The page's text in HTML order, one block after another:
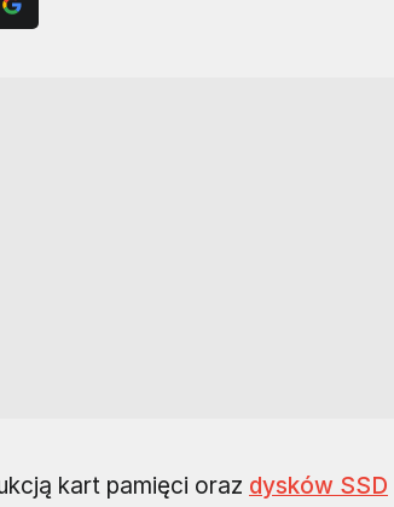
kart pamięci oraz dysków SSD